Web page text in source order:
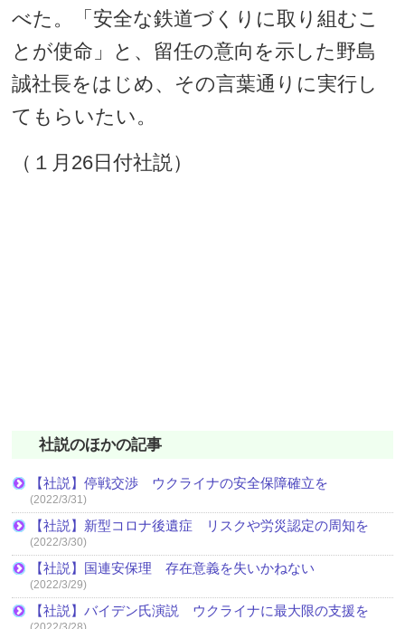
べた。「安全な鉄道づくりに取り組むこ
とが使命」と、留任の意向を示した野島
誠社長をはじめ、その言葉通りに実行し
てもらいたい。
（１月26日付社説）
社説のほかの記事
【社説】停戦交渉 ウクライナの安全保障確立を
(2022/3/31)
【社説】新型コロナ後遺症 リスクや労災認定の周知を
(2022/3/30)
【社説】国連安保理 存在意義を失いかねない
(2022/3/29)
【社説】バイデン氏演説 ウクライナに最大限の支援を